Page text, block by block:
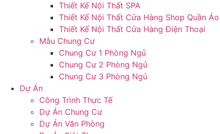
Thiết Kế Nội Thất SPA
Thiết Kế Nội Thất Cửa Hàng Shop Quần Áo
Thiết Kế Nội Thất Cửa Hàng Điện Thoại
Mẫu Chung Cư
Chung Cư 1 Phòng Ngủ
Chung Cư 2 Phòng Ngủ
Chung Cư 3 Phòng Ngủ
Dự Án
Công Trình Thực Tế
Dự Án Chung Cư
Dự Án Văn Phòng